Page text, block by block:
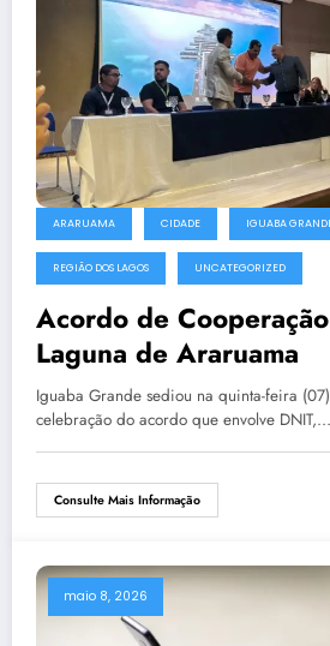
ARARUAMA CIDADE IGUABA
REGIÃO DOS LAGOS UNCATEGORIZED
Acordo de
Laguna de Araruama
Iguaba Grande sediou na quinta-feira
celebração do acordo que envolve DNIT,…
Consulte Mais Informação
maio 8, 2026